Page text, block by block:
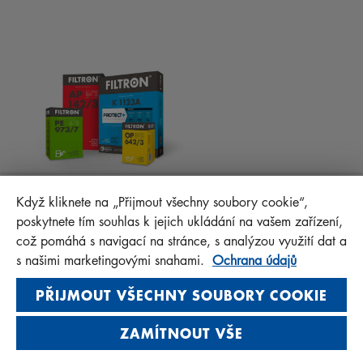
FAQ
MANN+HUMMEL FT Poland
Sp. z o. o. Sp. k.
ul. Wrocławska 145, 63-800 GOSTYŃ, POLAND
Privacy Statement
Imprint
Když kliknete na „Přijmout všechny soubory cookie“,
poskytnete tím souhlas k jejich ukládání na vašem zařízení,
což pomáhá s navigací na stránce, s analýzou využití dat a
s našimi marketingovými snahami. Ochrana údajů
PŘIJMOUT VŠECHNY SOUBORY COOKIE
ZAMÍTNOUT VŠE